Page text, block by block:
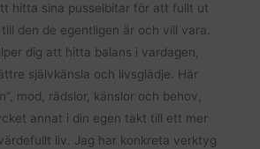
hitta sina pusselbitar för att fullt ut
den de egentligen är och vill vara.
dig att hitta balans i vardagen,
självkänsla och livsglädje. Här
mod, rädslor, känslor och behov,
annat i din egen takt till ett mer
liv. Jag har konkreta verktyg